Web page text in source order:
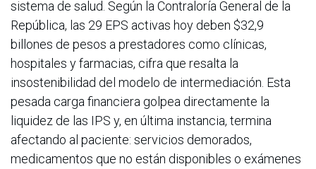
sistema de salud. Según la Contraloría General de la
República, las 29 EPS activas hoy deben $32,9
billones de pesos a prestadores como clínicas,
hospitales y farmacias, cifra que resalta la
insostenibilidad del modelo de intermediación. Esta
pesada carga financiera golpea directamente la
liquidez de las IPS y, en última instancia, termina
afectando al paciente: servicios demorados,
medicamentos que no están disponibles o exámenes